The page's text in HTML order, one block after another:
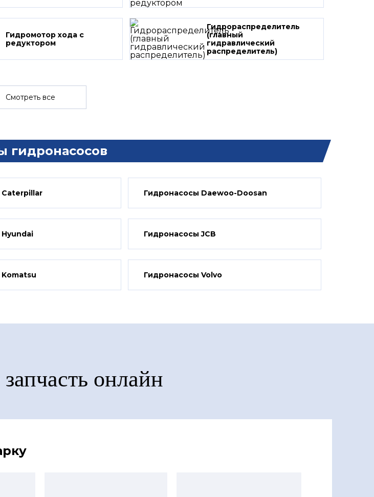
Гидромотор хода с
редуктором
Гидрораспределитель
(главный
гидравлический
распределитель)
Смотреть все
гидронасосов
Гидронасосы Daewoo-Doosan
Гидронасосы JCB
Гидронасосы Volvo
онлайн